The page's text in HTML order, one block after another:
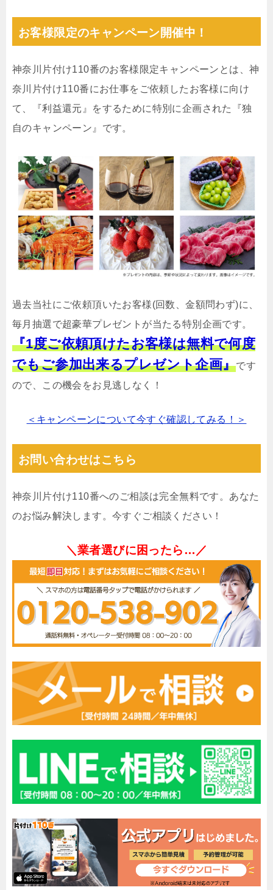
お客様限定のキャンペーン開催中！
神奈川片付け110番のお客様限定キャンペーンとは、神
奈川片付け110番にお仕事をご依頼したお客様に向け
て、『利益還元』をするために特別に企画された『独
自のキャンペーン』です。
過去当社にご依頼頂いたお客様(回数、金額問わず)に、
毎月抽選で超豪華プレゼントが当たる特別企画です。
『1度ご依頼頂けたお客様は無料で何度
でもご参加出来るプレゼント企画』です
ので、この機会をお見逃しなく！
＜キャンペーンについて今すぐ確認してみる！＞
お問い合わせはこちら
神奈川片付け110番へのご相談は完全無料です。あなた
のお悩み解決します。今すぐご相談ください！
＼業者選びに困ったら…／